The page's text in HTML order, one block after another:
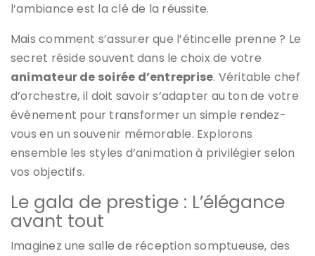
l’ambiance est la clé de la réussite.
Mais comment s’assurer que l’étincelle prenne ? Le
secret réside souvent dans le choix de votre
animateur de soirée d’entreprise. Véritable chef
d’orchestre, il doit savoir s’adapter au ton de votre
événement pour transformer un simple rendez-
vous en un souvenir mémorable. Explorons
ensemble les styles d’animation à privilégier selon
vos objectifs.
Le gala de prestige : L’élégance
avant tout
Imaginez une salle de réception somptueuse, des